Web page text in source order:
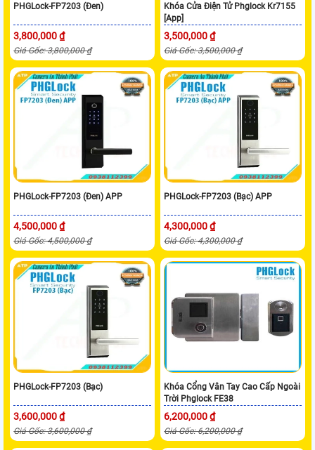
PHGLock-FP7203 (Đen)
3,800,000 ₫
Giá Gốc: 3,800,000 ₫
Khóa Cửa Điện Tử Phglock Kr7155
[App]
3,500,000 ₫
Giá Gốc: 3,500,000 ₫
PHGLock-FP7203 (Đen) APP
4,500,000 ₫
Giá Gốc: 4,500,000 ₫
PHGLock-FP7203 (Bạc) APP
4,300,000 ₫
Giá Gốc: 4,300,000 ₫
PHGLock-FP7203 (Bạc)
3,600,000 ₫
Giá Gốc: 3,600,000 ₫
Khóa Cổng Vân Tay Cao Cấp Ngoài
Trời Phglock FE38
6,200,000 ₫
Giá Gốc: 6,200,000 ₫